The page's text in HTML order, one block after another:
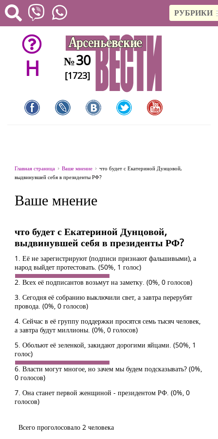
РУБРИКИ
H №30
[1723]
Главная страница Ваше мнение
что будет с Екатериной Дунцовой,
выдвинувшей себя в президенты РФ?
Ваше мнение
что будет с Екатериной Дунцовой,
выдвинувшей себя в президенты РФ?
1. Её не зарегистрируют (подписи признают фальшивыми), а
народ выйдет протестовать. (50%, 1 голос)
2. Всех её подписантов возьмут на заметку. (0%, 0 голосов)
3. Сегодня её собранию выключили свет, а завтра перерубят
провода. (0%, 0 голосов)
4. Сейчас в её группу поддержки просятся семь тысяч человек,
а завтра будут миллионы. (0%, 0 голосов)
5. Обольют её зеленкой, закидают дорогими яйцами. (50%, 1
голос)
6. Власти могут многое, но зачем мы будем подсказывать? (0%,
0 голосов)
7. Она станет первой женщиной - президентом РФ. (0%, 0
голосов)
Всего проголосовало 2 человека